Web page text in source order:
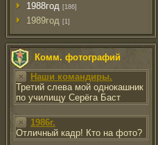
1988год [186]
1989год [1]
Комм. фотографий
Наши командиры.
Третий слева мой однокашник
по училищу Серёга Баст
1986г.
Отличный кадр! Кто на фото?